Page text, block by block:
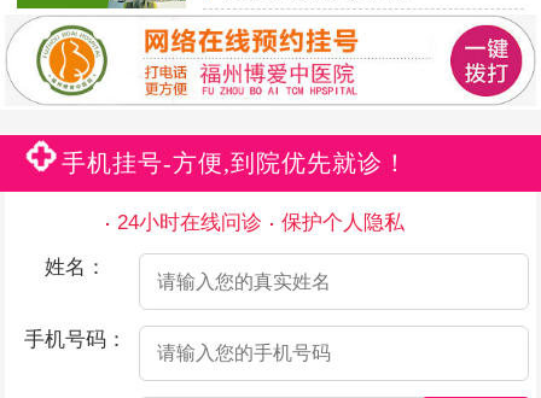
手机挂号-方便,到院优先就诊！
24小时在线问诊
保护个人隐私
姓名：
手机号码：